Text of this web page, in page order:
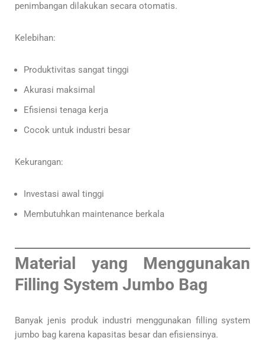
penimbangan dilakukan secara otomatis.
Kelebihan:
Produktivitas sangat tinggi
Akurasi maksimal
Efisiensi tenaga kerja
Cocok untuk industri besar
Kekurangan:
Investasi awal tinggi
Membutuhkan maintenance berkala
Material yang Menggunakan
Filling System Jumbo Bag
Banyak jenis produk industri menggunakan filling system
jumbo bag karena kapasitas besar dan efisiensinya.